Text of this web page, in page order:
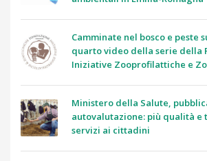
Camminate nel bosco e peste
quarto video della serie della
Iniziative Zooprofilattiche e
Ministero della Salute,
autovalutazione: più qualità e
servizi ai cittadini